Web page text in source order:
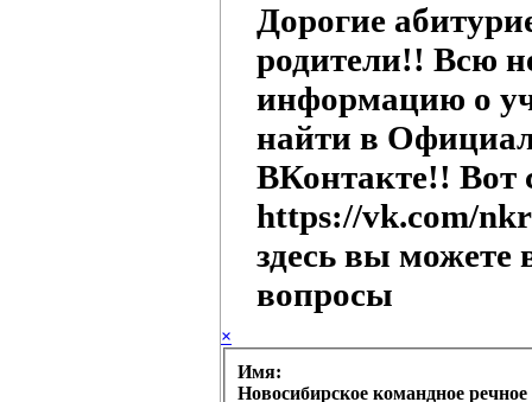
Дорогие
родители!! Всю
информацию о
найти в
ВКонтакте!! Вот
https://vk.com/
здесь вы можете
вопросы
×
Имя:
Новосибирское командное